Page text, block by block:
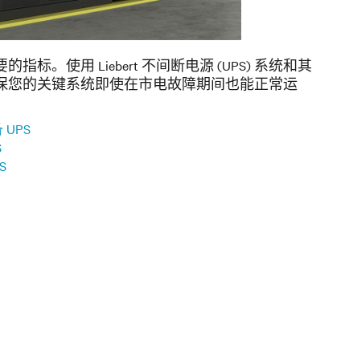
指标。使用 Liebert 不间断电源 (UPS) 系统和其
您的关键系统即使在市电故障期间也能正常运